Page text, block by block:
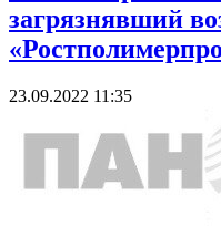
загрязнявший
23.09.2022 11:35